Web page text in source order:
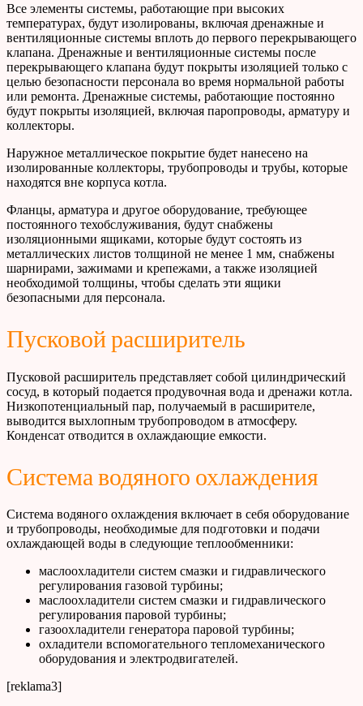
Все элементы системы, работающие при высоких
температурах, будут изолированы, включая дренажные и
вентиляционные системы вплоть до первого перекрывающего
клапана. Дренажные и вентиляционные системы после
перекрывающего клапана будут покрыты изоляцией только с
целью безопасности персонала во время нормальной работы
или ремонта. Дренажные системы, работающие постоянно
будут покрыты изоляцией, включая паропроводы, арматуру и
коллекторы.
Наружное металлическое покрытие будет нанесено на
изолированные коллекторы, трубопроводы и трубы, которые
находятся вне корпуса котла.
Фланцы, арматура и другое оборудование, требующее
постоянного техобслуживания, будут снабжены
изоляционными ящиками, которые будут состоять из
металлических листов толщиной не менее 1 мм, снабжены
шарнирами, зажимами и крепежами, а также изоляцией
необходимой толщины, чтобы сделать эти ящики
безопасными для персонала.
Пусковой расширитель
Пусковой расширитель представляет собой цилиндрический
сосуд, в который подается продувочная вода и дренажи котла.
Низкопотенциальный пар, получаемый в расширителе,
выводится выхлопным трубопроводом в атмосферу.
Конденсат отводится в охлаждающие емкости.
Система водяного охлаждения
Система водяного охлаждения включает в себя оборудование
и трубопроводы, необходимые для подготовки и подачи
охлаждающей воды в следующие теплообменники:
маслоохладители систем смазки и гидравлического
регулирования газовой турбины;
маслоохладители систем смазки и гидравлического
регулирования паровой турбины;
газоохладители генератора паровой турбины;
охладители вспомогательного тепломеханического
оборудования и электродвигателей.
[reklama3]